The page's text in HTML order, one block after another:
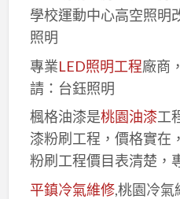
學校運動中心高空照明
照明
專業LED照明工程廠商
請：台鈺照明
楓格油漆是桃園油漆工
漆粉刷工程，價格實在
粉刷工程價目表清楚，
平鎮冷氣維修,桃園冷氣